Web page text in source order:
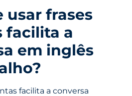
usar frases
facilita a
em inglês
facilita a conversa